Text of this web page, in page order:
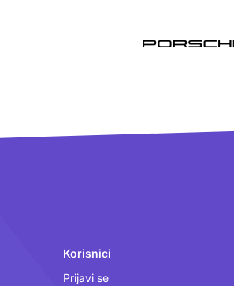
Korisnici
Prijavi se